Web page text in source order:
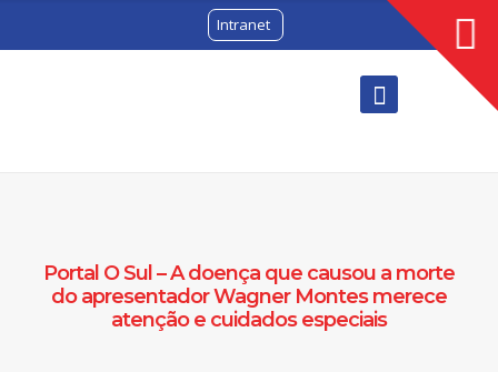
Intranet
Portal O Sul – A doença que causou a morte
do apresentador Wagner Montes merece
atenção e cuidados especiais